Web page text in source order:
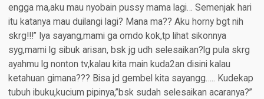
engga ma,aku mau nyobain pussy mama lagi… Semenjak hari
itu katanya mau duilangi lagi? Mana ma?? Aku horny bgt nih
skrg!!!” Iya sayang,mami ga omdo kok,tp lihat sikonnya
syg,mami lg sibuk arisan, bsk jg udh selesaikan?lg pula skrg
ayahmu lg nonton tv,kalau kita main kuda2an disini kalau
ketahuan gimana??? Bisa jd gembel kita sayangg….. Kudekap
tubuh ibuku,kucium pipinya,”bsk sudah selesaikan acaranya?”